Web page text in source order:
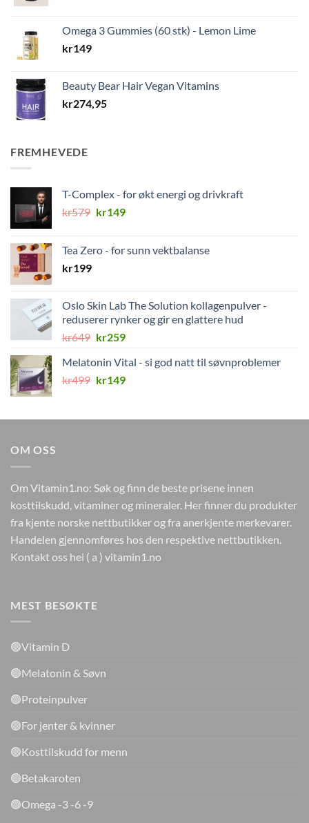
Omega 3 Gummies (60 stk) - Lemon Lime
kr149
Beauty Bear Hair Vegan Vitamins
kr274,95
FREMHEVEDE
T-Complex - for økt energi og drivkraft
kr579 Opprinnelig
kr579.
kr149Nåværende
kr149.
Tea Zero - for sunn vektbalanse
kr199
Oslo Skin Lab The Solution kollagenpulver -
reduserer rynker og gir en glattere hud
kr649 Opprinnelig
var:
kr649.
kr259Nåværende
er:
kr259.
Melatonin Vital - si god natt til søvnproblemer
kr499 Opprinnelig
kr499.
kr149Nåværende
kr149.
OM OSS
Om Vitamin1.no: Søk og finn de beste prisene innen
kosttilskudd, vitaminer og mineraler. Her finner du produkter
fra kjente norske nettbutikker og fra anerkjente merkevarer.
Handelen gjennomføres hos den respektive nettbutikken.
Kontakt oss hei ( a ) vitamin1.no
MEST BESØKTE
🟢Vitamin D
🟢Melatonin & Søvn
🟢Proteinpulver
🟢For jenter & kvinner
🟢Kosttilskudd for menn
🟢Betakaroten
🟢Omega -3 -6 -9